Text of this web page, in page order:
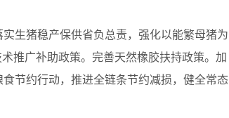
生猪稳产保供省负总责，强化以能繁母猪为
推广补助政策。完善天然橡胶扶持政策。加
节约行动，推进全链条节约减损，健全常态